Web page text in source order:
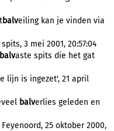
balveiling kan je vinden via
3 mei 2001, 20:57:04
balvaste spits die het gat
lijn is ingezet', 21 april
balverlies geleden en
25 oktober 2000,